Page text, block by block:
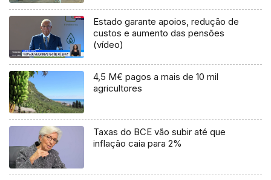
Estado garante apoios, redução de
custos e aumento das pensões
(vídeo)
4,5 M€ pagos a mais de 10 mil
agricultores
Taxas do BCE vão subir até que
inflação caia para 2%